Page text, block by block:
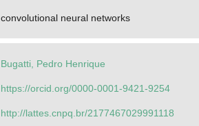
convolutional neural networks
Bugatti, Pedro Henrique
https://orcid.org/0000-0001-9421-9254
http://lattes.cnpq.br/2177467029991118